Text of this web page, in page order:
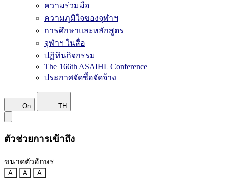
ความร่วมมือ
ความภูมิใจของจุฬาฯ
การศึกษาและหลักสูตร
จุฬาฯ ในสื่อ
ปฏิทินกิจกรรม
The 166th ASAIHL Conference
ประกาศจัดซื้อจัดจ้าง
On TH
ตัวช่วยการเข้าถึง
ขนาดตัวอักษร
A A A